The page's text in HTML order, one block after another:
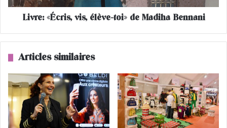
r
s
q
u
e
3
c
s
é
l
è
Livre: «Écris, vis, élève-toi» de Madiha Bennani
Articles similaires